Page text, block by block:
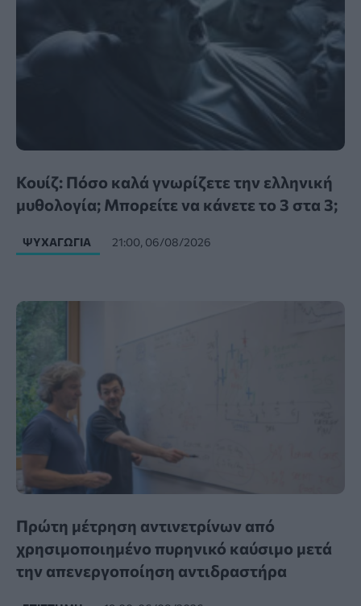
Κουίζ: Πόσο καλά γνωρίζετε την ελληνική
μυθολογία; Μπορείτε να κάνετε το 3 στα 3;
ΨΥΧΑΓΩΓΊΑ 21:00, 06/08/2026
Πρώτη μέτρηση αντινετρίνων από
χρησιμοποιημένο πυρηνικό καύσιμο μετά
την απενεργοποίηση αντιδραστήρα